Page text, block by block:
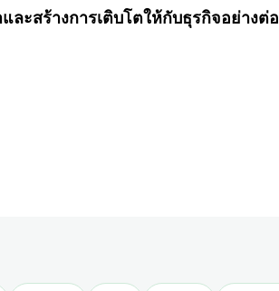
ะสร้างการเติบโตให้กับธุรกิจอย่างต่อ